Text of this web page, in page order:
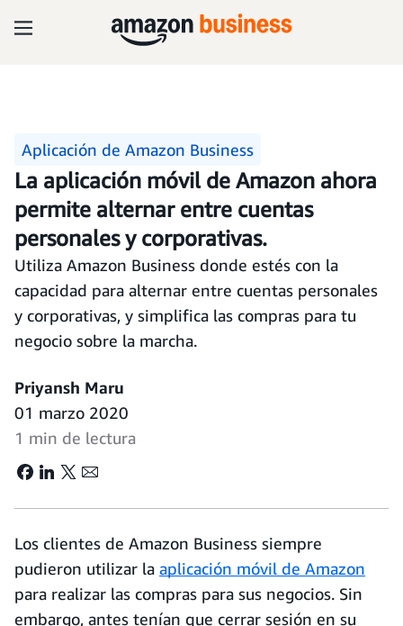
Aplicación de Amazon Business
La aplicación móvil de Amazon ahora
permite alternar entre cuentas
personales y corporativas.
Utiliza Amazon Business donde estés con la
capacidad para alternar entre cuentas personales
y corporativas, y simplifica las compras para tu
negocio sobre la marcha.
Priyansh Maru
01 marzo 2020
1 min de lectura
Los clientes de Amazon Business siempre
pudieron utilizar la aplicación móvil de Amazon
para realizar las compras para sus negocios. Sin
embargo, antes tenían que cerrar sesión en su